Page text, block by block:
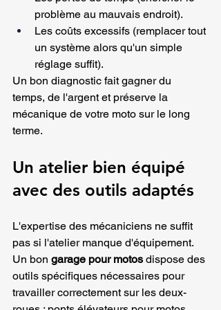
problème au mauvais endroit).
Les coûts excessifs (remplacer tout
un système alors qu'un simple
réglage suffit).
Un bon diagnostic fait gagner du
temps, de l'argent et préserve la
mécanique de votre moto sur le long
terme.
Un atelier bien équipé
avec des outils adaptés
L'expertise des mécaniciens ne suffit
pas si l'atelier manque d'équipement.
Un bon garage pour motos dispose des
outils spécifiques nécessaires pour
travailler correctement sur les deux-